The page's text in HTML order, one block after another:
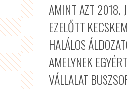
AMINT AZT 2018.
EZELŐTT
HALÁLOS
AMELYNEK
VÁLLALAT